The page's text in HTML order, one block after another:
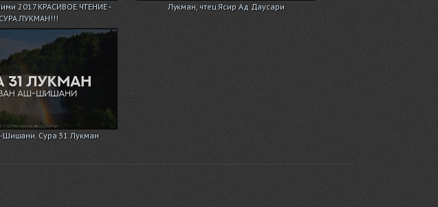
2017 КРАСИВОЕ ЧТЕНИЕ -
СУРА ЛУКМАН!!!
Лукман, чтец Ясир Ад Даусари
Шишани. Сура 31 Лукман